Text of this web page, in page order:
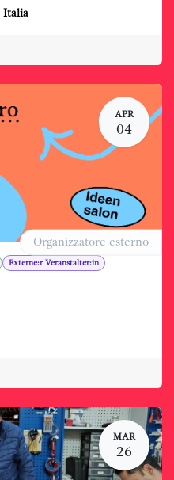
Italia
APR
04
Externe:r Veranstalter:in
Organizzatore esterno
MAR
26